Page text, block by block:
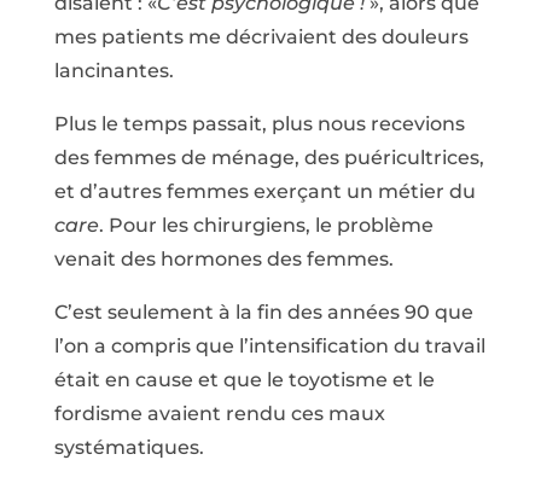
mes patients me décrivaient des douleurs
lancinantes.
Plus le temps passait, plus nous recevions
des femmes de ménage, des puéricultrices,
et d’autres femmes exerçant un métier du
care. Pour les chirurgiens, le problème
venait des hormones des femmes.
C’est seulement à la fin des années 90 que
l’on a compris que l’intensification du travail
était en cause et que le toyotisme et le
fordisme avaient rendu ces maux
systématiques.